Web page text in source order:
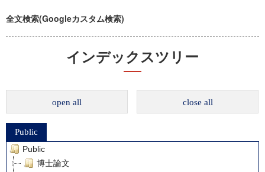
全文検索(Googleカスタム検索)
インデックスツリー
open all close all
Public
Public
博士論文